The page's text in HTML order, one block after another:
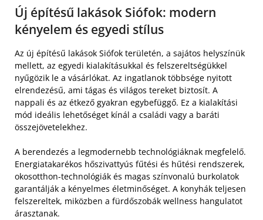
Új építésű lakások Siófok: modern
kényelem és egyedi stílus
Az új építésű lakások Siófok területén, a sajátos helyszínük
mellett, az egyedi kialakításukkal és felszereltségükkel
nyűgözik le a vásárlókat. Az ingatlanok többsége nyitott
elrendezésű, ami tágas és világos tereket biztosít. A
nappali és az étkező gyakran egybefüggő. Ez a kialakítási
mód ideális lehetőséget kínál a családi vagy a baráti
összejövetelekhez.
A berendezés a legmodernebb technológiáknak megfelelő.
Energiatakarékos hőszivattyús fűtési és hűtési rendszerek,
okosotthon-technológiák és magas színvonalú burkolatok
garantálják a kényelmes életminőséget. A konyhák teljesen
felszereltek, miközben a fürdőszobák wellness hangulatot
árasztanak.